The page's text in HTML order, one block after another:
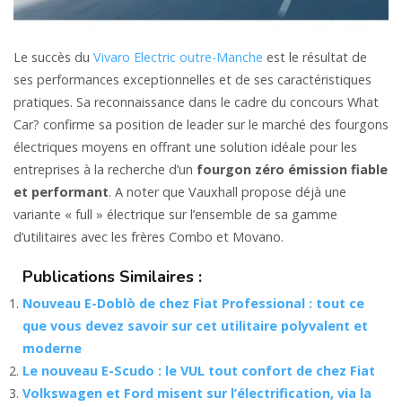
Le succès du Vivaro Electric outre-Manche est le résultat de
ses performances exceptionnelles et de ses caractéristiques
pratiques. Sa reconnaissance dans le cadre du concours What
Car? confirme sa position de leader sur le marché des fourgons
électriques moyens en offrant une solution idéale pour les
entreprises à la recherche d’un fourgon zéro émission fiable
et performant. A noter que Vauxhall propose déjà une
variante « full » électrique sur l’ensemble de sa gamme
d’utilitaires avec les frères Combo et Movano.
Publications Similaires :
Nouveau E-Doblò de chez Fiat Professional : tout ce
que vous devez savoir sur cet utilitaire polyvalent et
moderne
Le nouveau E-Scudo : le VUL tout confort de chez Fiat
Volkswagen et Ford misent sur l’électrification, via la